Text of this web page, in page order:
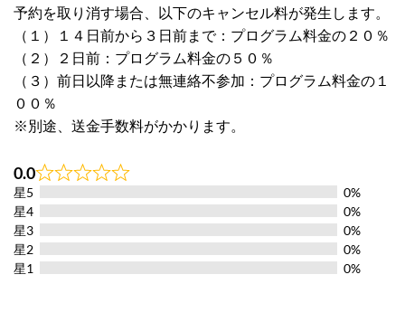
予約を取り消す場合、以下のキャンセル料が発生します。
（１）１４日前から３日前まで：プログラム料金の２０％
（２）２日前：プログラム料金の５０％
（３）前日以降または無連絡不参加：プログラム料金の１
００％
※別途、送金手数料がかかります。
0.0
Rated
0.0
of
5
星5
0%
星4
0%
星3
0%
星2
0%
星1
0%